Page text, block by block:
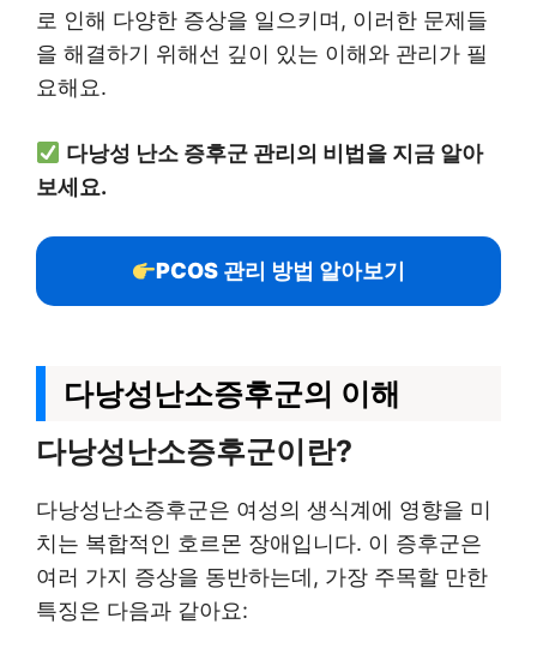
로 인해 다양한 증상을 일으키며, 이러한 문제들
을 해결하기 위해선 깊이 있는 이해와 관리가 필
요해요.
다낭성 난소 증후군 관리의 비법을 지금 알아
보세요.
PCOS 관리 방법 알아보기
다낭성난소증후군의 이해
다낭성난소증후군이란?
다낭성난소증후군은 여성의 생식계에 영향을 미
치는 복합적인 호르몬 장애입니다. 이 증후군은
여러 가지 증상을 동반하는데, 가장 주목할 만한
특징은 다음과 같아요: